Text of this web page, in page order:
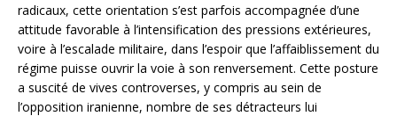
radicaux, cette orientation s’est parfois accompagnée d’une
attitude favorable à l’intensification des pressions extérieures,
voire à l’escalade militaire, dans l’espoir que l’affaiblissement du
régime puisse ouvrir la voie à son renversement. Cette posture
a suscité de vives controverses, y compris au sein de
l’opposition iranienne, nombre de ses détracteurs lui